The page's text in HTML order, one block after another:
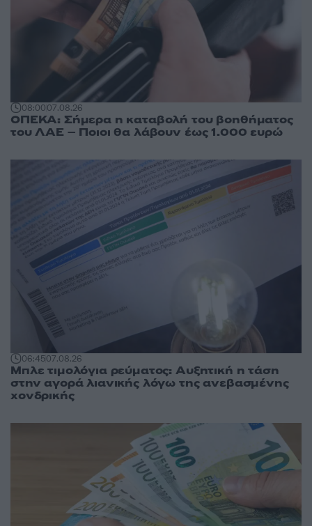
08:0007.08.26
ΟΠΕΚΑ: Σήμερα η καταβολή του βοηθήματος
του ΛΑΕ – Ποιοι θα λάβουν έως 1.000 ευρώ
06:4507.08.26
Μπλε τιμολόγια ρεύματος: Αυξητική η τάση
στην αγορά λιανικής λόγω της ανεβασμένης
χονδρικής